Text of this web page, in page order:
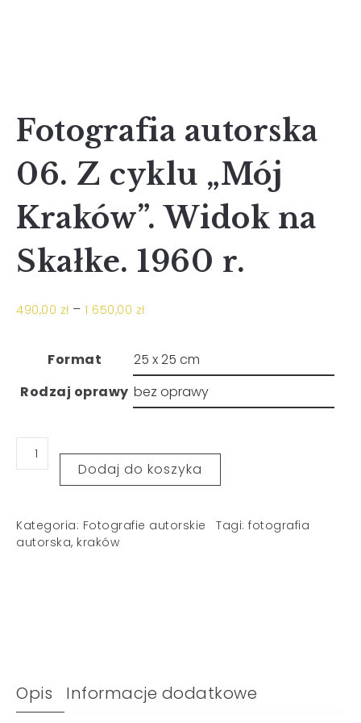
Fotografia autorska
06. Z cyklu „Mój
Kraków”. Widok na
Skałke. 1960 r.
490,00 zł– 1 650,00 zł
Format
Rodzaj oprawy
Dodaj do koszyka
Kategoria: Fotografie autorskie Tagi: fotografia
autorska, kraków
Opis Informacje dodatkowe